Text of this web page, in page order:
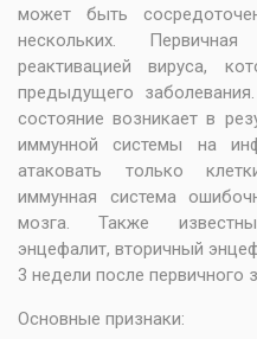
может быть
нескольких.
реактивацией вируса,
предыдущего
состояние возникает в
иммунной системы на
атаковать только
иммунная система
мозга. Также
энцефалит, вторичный
3 недели после первичного
Основные признаки: